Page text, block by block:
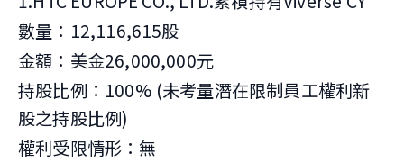
數量：12,116,615股
金額：美金26,000,000元
持股比例：100% (未考量潛在限制員工權利新
股之持股比例)
權利受限情形：無